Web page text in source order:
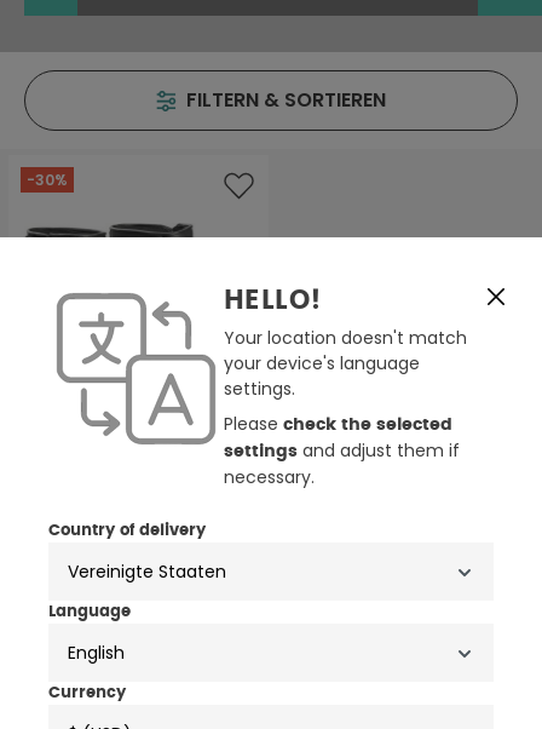
FILTERN & SORTIEREN
-30%
Lindstrands Adventure
wasserdichte Motorrad
Stiefel
HELLO!
Your location doesn't match
your device's language
settings.
Please check the selected
settings and adjust them if
necessary.
Country of delivery
Language
English
Currency